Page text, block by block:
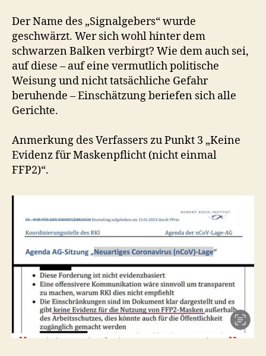
Der Name des „Signalgebers“ wurde
geschwärzt. Wer sich wohl hinter dem
schwarzen Balken verbirgt? Wie dem auch sei,
auf diese – auf eine vermutlich politische
Weisung und nicht tatsächliche Gefahr
beruhende – Einschätzung beriefen sich alle
Gerichte.
Anmerkung des Verfassers zu Punkt 3 „Keine
Evidenz für Maskenpflicht (nicht einmal
FFP2)“.